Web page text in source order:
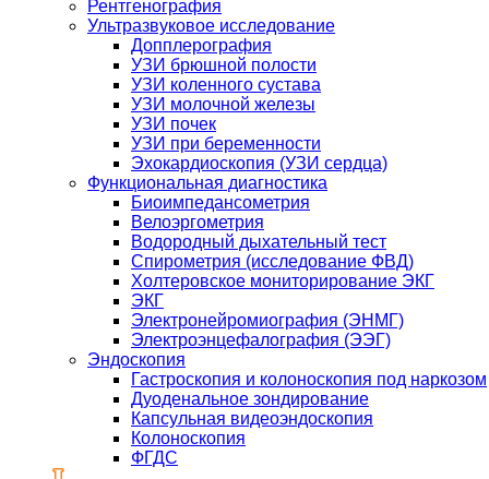
Рентгенография
Ультразвуковое исследование
Допплерография
УЗИ брюшной полости
УЗИ коленного сустава
УЗИ молочной железы
УЗИ почек
УЗИ при беременности
Эхокардиоскопия (УЗИ сердца)
Функциональная диагностика
Биоимпедансометрия
Велоэргометрия
Водородный дыхательный тест
Спирометрия (исследование ФВД)
Холтеровское мониторирование ЭКГ
ЭКГ
Электронейромиография (ЭНМГ)
Электроэнцефалография (ЭЭГ)
Эндоскопия
Гастроскопия и колоноскопия под наркозом
Дуоденальное зондирование
Капсульная видеоэндоскопия
Колоноскопия
ФГДС